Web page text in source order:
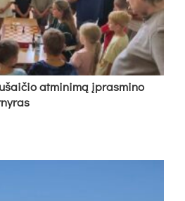
at­mi­ni­mą įpras­mi­no